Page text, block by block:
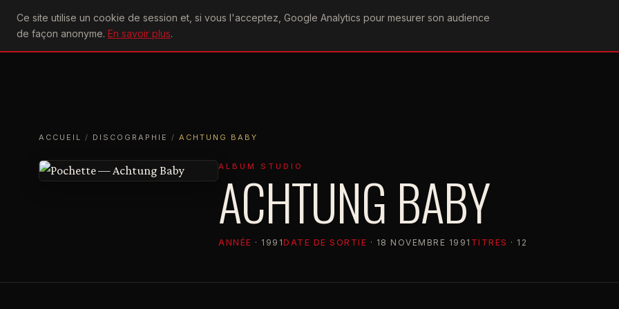
Ce site utilise un cookie de session et, si vous l'acceptez, Google Analytics pour mesurer son audience
de façon anonyme. En savoir plus.
U2achtung
ACCUEIL
ACTU CONCERTS DISCOGRAPHIEPAROLESVIDÉOGRAPHIEFORUMS
ACCUEIL / DISCOGRAPHIE / ACHTUNG BABY
ALBUM STUDIO
ACHTUNG BABY
ANNÉE · 1991DATE DE SORTIE · 18 NOVEMBRE 1991 TITRES · 12